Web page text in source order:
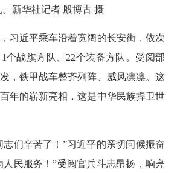
。新华社记者 殷博古 摄
近平乘车沿着宽阔的长安街，依次
个战旗方队、22个装备方队。受阅部
，铁甲战车整齐列阵、威风凛凛。这
年的崭新亮相，这是中华民族捍卫世
们辛苦了！”习近平的亲切问候振奋
人民服务！”受阅官兵斗志昂扬，响亮